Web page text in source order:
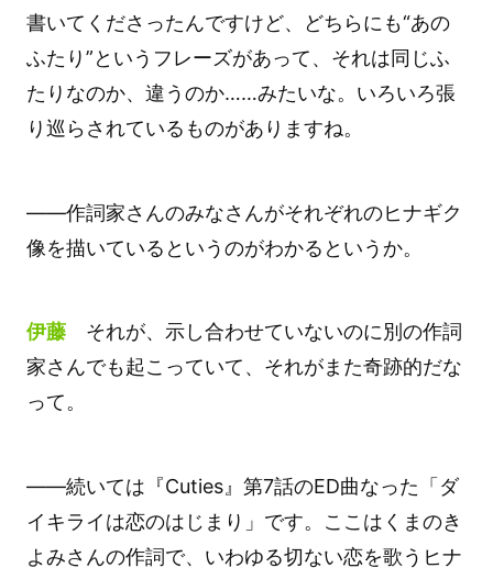
書いてくださったんですけど、どちらにも“あの
ふたり”というフレーズがあって、それは同じふ
たりなのか、違うのか……みたいな。いろいろ張
り巡らされているものがありますね。
――作詞家さんのみなさんがそれぞれのヒナギク
像を描いているというのがわかるというか。
伊藤それが、示し合わせていないのに別の作詞
家さんでも起こっていて、それがまた奇跡的だな
って。
――続いては『Cuties』第7話のED曲なった「ダ
イキライは恋のはじまり」です。ここはくまのき
よみさんの作詞で、いわゆる切ない恋を歌うヒナ